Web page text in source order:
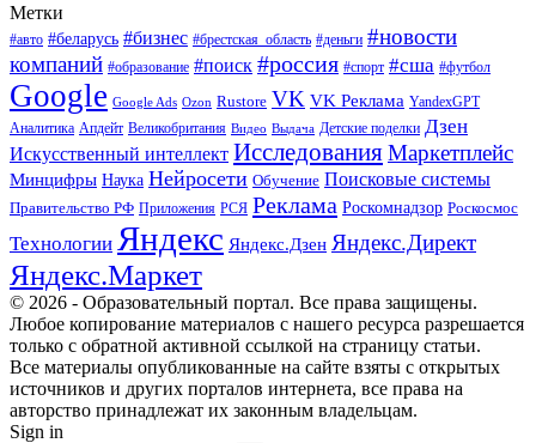
Метки
#авто #беларусь #бизнес #брестская_область #деньги #новости
компаний #образование #поиск #россия #спорт #сша #футбол
Google Google Ads Ozon Rustore VK VK Реклама YandexGPT
Аналитика Апдейт Великобритания Видео Выдача Детские поделки Дзен
Искусственный интеллект ИсследованияМаркетплейс
Минцифры Наука Нейросети Обучение Поисковые системы
Правительство РФ Приложения РСЯ Реклама Роскомнадзор Роскосмос
Технологии Яндекс Яндекс.Дзен Яндекс.Директ
Яндекс.Маркет
© 2026 - Образовательный портал. Все права защищены.
Любое копирование материалов с нашего ресурса разрешается
только с обратной активной ссылкой на страницу статьи.
Все материалы опубликованные на сайте взяты с открытых
источников и других порталов интернета, все права на
авторство принадлежат их законным владельцам.
Sign in